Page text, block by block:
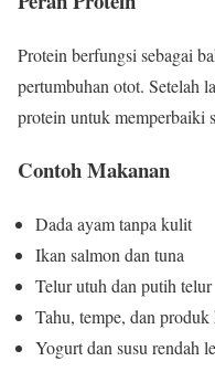
Protein berfungsi sebagai
pertumbuhan otot. Setelah
protein untuk memperbaiki
Contoh Makanan
Dada ayam tanpa kulit
Ikan salmon dan tuna
Telur utuh dan putih telur
Tahu, tempe, dan
Yogurt dan susu rendah